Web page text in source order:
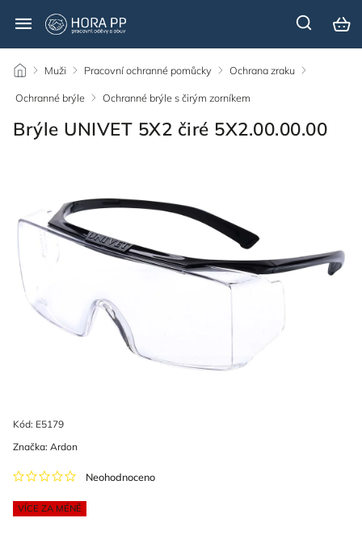
/ Muži / Pracovní ochranné pomůcky / Ochrana zraku /
Ochranné brýle / Ochranné brýle s čirým zorníkem
Brýle UNIVET 5X2 čiré 5X2.00.00.00
Kód: E5179
VÍCE ZA MÉNĚ
Neohodnoceno
Značka: Ardon